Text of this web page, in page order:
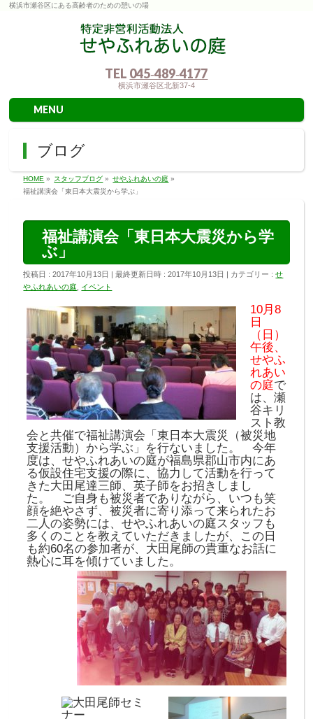
横浜市瀬谷区にある高齢者のための憩いの場
TEL 045‐489‐4177
横浜市瀬谷区北新37-4
MENU
ブログ
HOME » スタッフブログ » せやふれあいの庭 »
福祉講演会「東日本大震災から学ぶ」
福祉講演会「東日本大震災から学
ぶ」
投稿日 : 2017年10月13日 最終更新日時 : 2017年10月13日 カテゴリー :せ
やふれあいの庭
イベント
10月8
日
（日）
午後、
せやふ
れあい
の庭で
は、瀬
谷キリ
スト教
会と共催で福祉講演会「東日本大震災（被災地
支援活動）から学ぶ」を行ないました。 今年
度は、せやふれあいの庭が福島県郡山市内にあ
る仮設住宅支援の際に、協力して活動を行って
きた大田尾達三師、英子師をお招きしまし
た。 ご自身も被災者でありながら、いつも笑
顔を絶やさず、被災者に寄り添って来られたお
二人の姿勢には、せやふれあいの庭スタッフも
多くのことを教えていただきましたが、この日
も約60名の参加者が、大田尾師の貴重なお話に
熱心に耳を傾けていました。